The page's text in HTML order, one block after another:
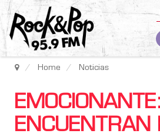
Home Noticias
ENCUENTRAN